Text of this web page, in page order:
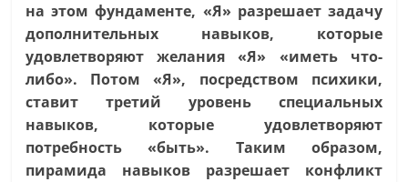
на этом фундаменте, «Я» разрешает задачу
дополнительных навыков, которые
удовлетворяют желания «Я» «иметь что-
либо». Потом «Я», посредством психики,
ставит третий уровень специальных
навыков, которые удовлетворяют
потребность «быть». Таким образом,
пирамида навыков разрешает конфликт